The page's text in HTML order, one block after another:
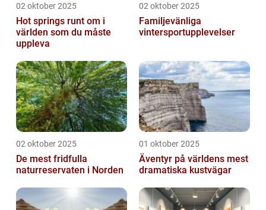
02 oktober 2025
Hot springs runt om i
världen som du måste
uppleva
02 oktober 2025
Familjevänliga
vintersportupplevelser
02 oktober 2025
De mest fridfulla
naturreservaten i Norden
01 oktober 2025
Äventyr på världens mest
dramatiska kustvägar